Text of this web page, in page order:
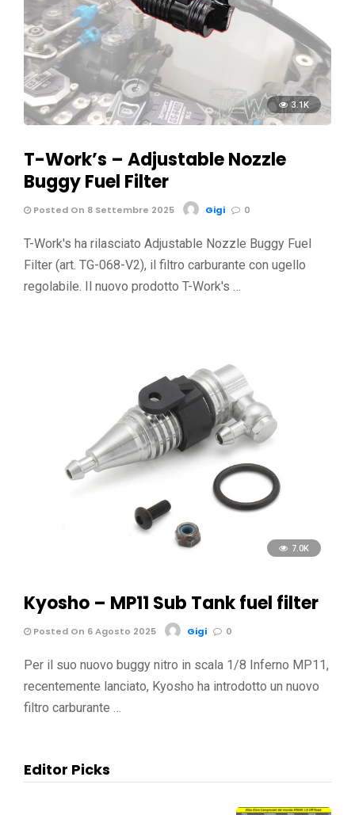
3.1K
T-Work’s – Adjustable Nozzle
Buggy Fuel Filter
Posted On 8 Settembre 2025 Gigi 0
T-Work's ha rilasciato Adjustable Nozzle Buggy Fuel
Filter (art. TG-068-V2), il filtro carburante con ugello
regolabile. Il nuovo prodotto T-Work's …
7.0K
Kyosho – MP11 Sub Tank fuel filter
Posted On 6 Agosto 2025 Gigi 0
Per il suo nuovo buggy nitro in scala 1/8 Inferno MP11,
recentemente lanciato, Kyosho ha introdotto un nuovo
filtro carburante …
Editor Picks